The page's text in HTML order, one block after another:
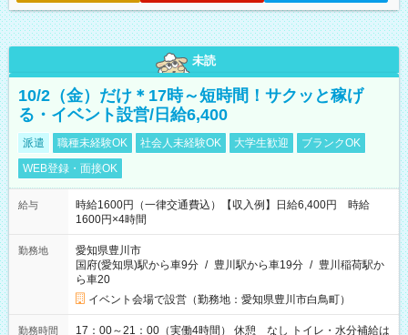
未読
10/2（金）だけ＊17時～短時間！サクッと稼げ
る・イベント設営/日給6,400
派遣 職種未経験OK 社会人未経験OK 大学生歓迎
ブランクOK
WEB登録・面接OK
給与
時給1600円（一律交通費込）【収入例】日給6,400円 時給
1600円×4時間
勤務地
愛知県豊川市
国府(愛知県)駅から車9分 / 豊川駅から車19分 / 豊川稲荷駅か
ら車20
イベント会場で設営（勤務地：愛知県豊川市白鳥町）
勤務時間
17：00～21：00（実働4時間） 休憩 なし トイレ・水分補給は